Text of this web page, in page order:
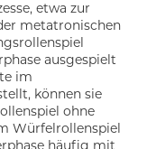
etwa zur
metatronischen
ausgespielt
im
können sie
ohne
Würfelrollenspiel
häufig mit